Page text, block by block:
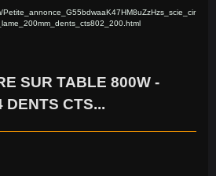
Petite_annonce_G55bdwaaK47HM8uZzHzs_scie_cir
SUR TABLE 800W -
DENTS CTS...